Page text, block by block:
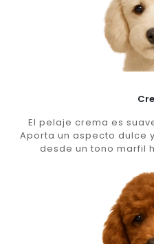
El pelaje crema es
Aporta un aspecto dulce
desde un tono marfil